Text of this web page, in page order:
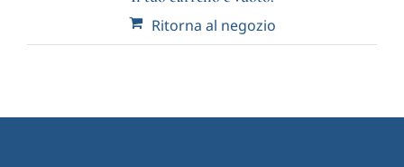
Notizie
Ritorna al negozio